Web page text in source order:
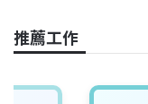
o
k
推薦工作